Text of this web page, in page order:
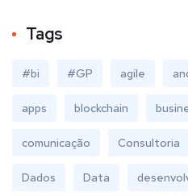
Tags
#bi #GP agile
apps blockchain
comunicação Consultoria
Dados Data